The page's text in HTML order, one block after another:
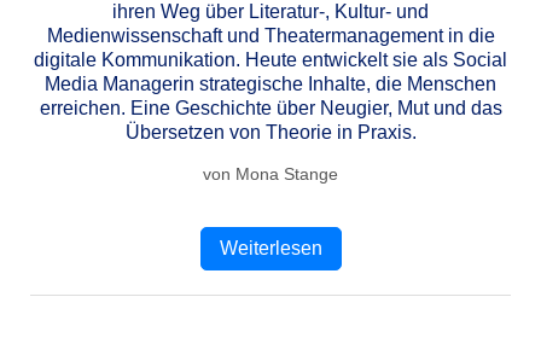
ihren Weg über Literatur-, Kultur- und
Medienwissenschaft und Theatermanagement in die
digitale Kommunikation. Heute entwickelt sie als Social
Media Managerin strategische Inhalte, die Menschen
erreichen. Eine Geschichte über Neugier, Mut und das
Übersetzen von Theorie in Praxis.
von Mona Stange
Weiterlesen